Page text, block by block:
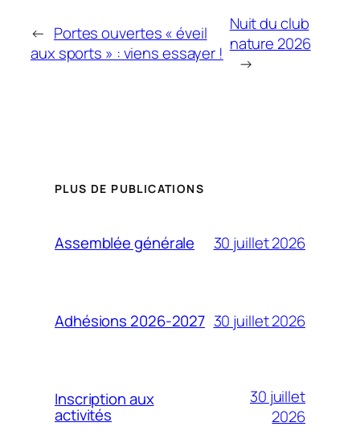
← Portes ouvertes « éveil
aux sports » : viens essayer !
Nuit du club
nature 2026
→
PLUS DE PUBLICATIONS
Assemblée générale 30 juillet 2026
Adhésions 2026-2027 30 juillet 2026
Inscription aux
activités
30 juillet
2026